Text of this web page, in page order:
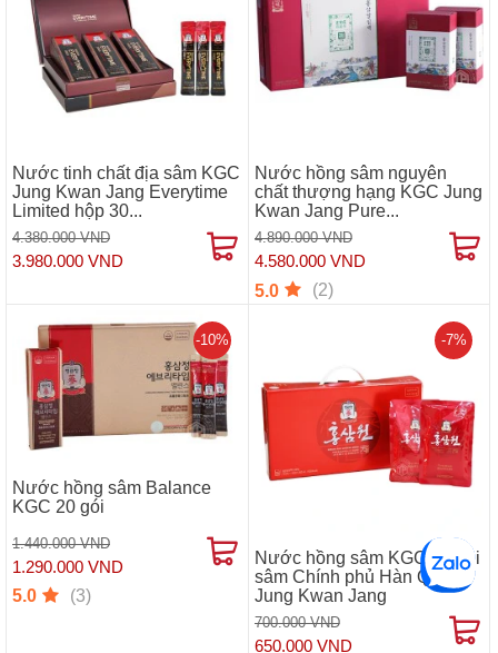
Nước tinh chất địa sâm KGC
Jung Kwan Jang Everytime
Limited hộp 30...
4.380.000 VND
3.980.000 VND
Nước hồng sâm nguyên
chất thượng hạng KGC Jung
Kwan Jang Pure...
4.890.000 VND
4.580.000 VND
5.0 (2)
Nước hồng sâm Balance
KGC 20 gói
1.440.000 VND
1.290.000 VND
-10%
5.0 (3)
Nước hồng sâm KGC 15 gói
sâm Chính phủ Hàn Quốc
Jung Kwan Jang
700.000 VND
650.000 VND
-7%